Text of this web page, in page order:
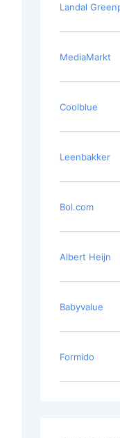
Landal
MediaMarkt
Coolblue
Leenbakker
Bol.com
Albert Heijn
Babyvalue
Formido